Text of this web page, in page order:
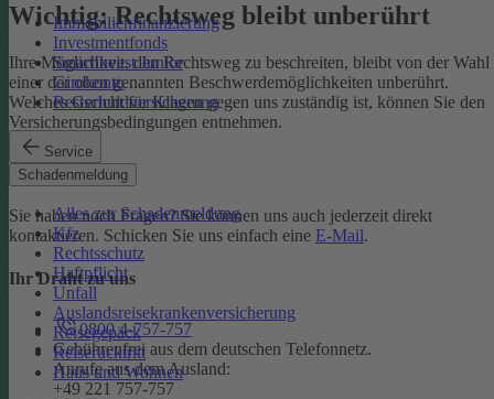
Immobilienfinanzierung
Investmentfonds
SmartInvest Junior
Girokonto
Restschuldversicherung
Service
Schadenmeldung
Alles zur Schadenmeldung
Kfz
Rechtsschutz
Haftpflicht
Unfall
Auslandsreisekrankenversicherung
Reisegepäck
Reiserücktritt
Haus und Wohnen
Wichtig: Rechtsweg bleibt unberührt
Ihre Möglichkeit, den Rechtsweg zu beschreiten, bleibt von der Wahl
einer der oben genannten Beschwerdemöglichkeiten unberührt.
Welches Gericht für Klagen gegen uns zuständig ist, können Sie den
Versicherungsbedingungen entnehmen.
Kontakt
Sie haben noch Fragen? Sie können uns auch jederzeit direkt
kontaktieren. Schicken Sie uns einfach eine E-Mail.
Ihr Draht zu uns
0800 4-757-757
Gebührenfrei aus dem deutschen Telefonnetz.
Anrufe aus dem Ausland:
+49 221 757-757